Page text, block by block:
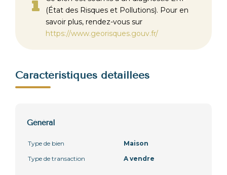
(État des Risques et Pollutions). Pour en
savoir plus, rendez-vous sur
https://www.georisques.gouv.fr/
Caractéristiques détaillées
Général
Type de bien
Maison
Type de transaction
A vendre